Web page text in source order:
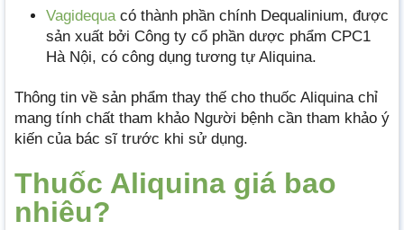
Vagidequacó thành phần chính Dequalinium, được
sản xuất bởi Công ty cổ phần dược phẩm CPC1
Hà Nội, có công dụng tương tự Aliquina.
Thông tin về sản phẩm thay thế cho thuốc Aliquina chỉ
mang tính chất tham khảo Người bệnh cần tham khảo ý
kiến của bác sĩ trước khi sử dụng.
Thuốc Aliquina giá bao
nhiêu?